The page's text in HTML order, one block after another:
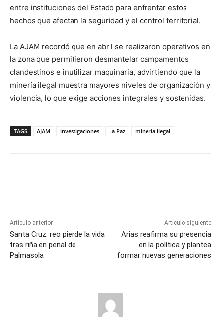
entre instituciones del Estado para enfrentar estos
hechos que afectan la seguridad y el control territorial.
La AJAM recordó que en abril se realizaron operativos en
la zona que permitieron desmantelar campamentos
clandestinos e inutilizar maquinaria, advirtiendo que la
minería ilegal muestra mayores niveles de organización y
violencia, lo que exige acciones integrales y sostenidas.
TAGS AJAM investigaciones La Paz minería ilegal
Artículo anterior
Santa Cruz: reo pierde la vida
tras riña en penal de
Palmasola
Artículo siguiente
Arias reafirma su presencia
en la política y plantea
formar nuevas generaciones